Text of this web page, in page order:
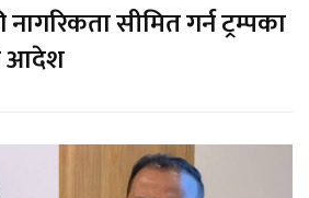
सीमित गर्न ट्रम्पका
आदेश